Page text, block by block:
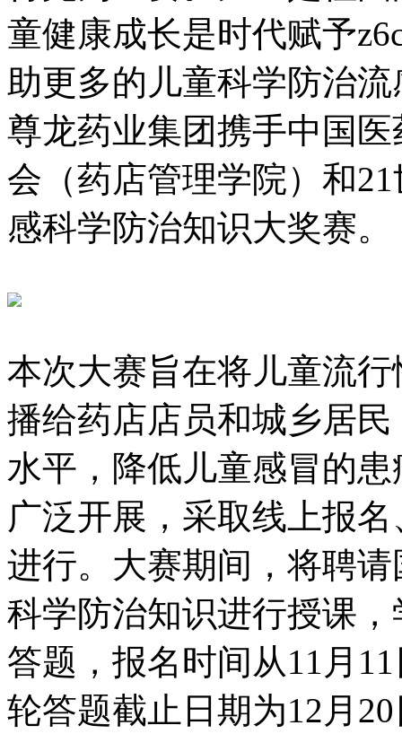
童健康成长是时代赋予
助更多的儿童科学防治流感
尊龙药业集团携手中国
会（药店管理学院）和
感科学防治知识大奖赛。
本次大赛旨在将儿童流
播给药店店员和城乡居民
水平，降低儿童感冒
广泛开展，采取线上报名
进行。大赛期间，将
科学防治知识进行授课，
答题，报名时间从11月
轮答题截止日期为12月20